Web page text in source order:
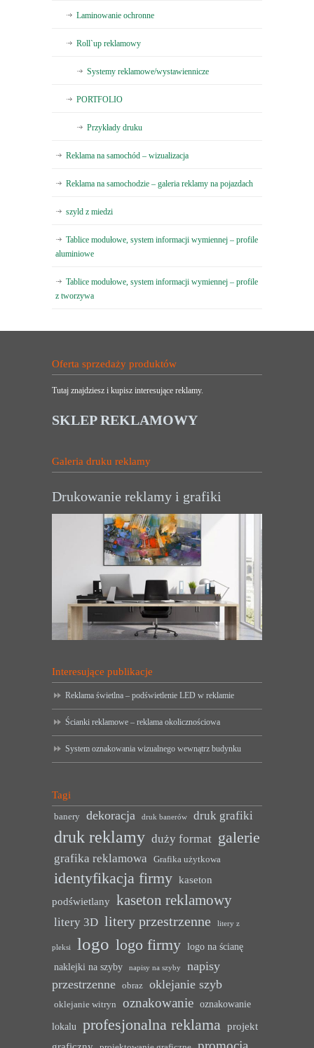
Laminowanie ochronne
Roll`up reklamowy
Systemy reklamowe/wystawiennicze
PORTFOLIO
Przykłady druku
Reklama na samochód – wizualizacja
Reklama na samochodzie – galeria reklamy na pojazdach
szyld z miedzi
Tablice modułowe, system informacji wymiennej – profile
aluminiowe
Tablice modułowe, system informacji wymiennej – profile
z tworzywa
Oferta sprzedaży produktów
Tutaj znajdziesz i kupisz interesujące reklamy.
SKLEP REKLAMOWY
Galeria druku reklamy
Drukowanie reklamy i grafiki
Interesujące publikacje
Reklama świetlna – podświetlenie LED w reklamie
Ścianki reklamowe – reklama okolicznościowa
System oznakowania wizualnego wewnątrz budynku
Tagi
banery dekoracja druk banerów druk grafiki
druk reklamy duży format galerie
grafika reklamowa Grafika użytkowa
identyfikacja firmy kaseton
podświetlany kaseton reklamowy
litery 3D litery przestrzenne litery z
pleksi logo logo firmy logo na ścianę
naklejki na szyby
napisy na szyby
napisy
przestrzenne
obraz oklejanie szyb
oklejanie witryn oznakowanie oznakowanie
lokalu profesjonalna reklama projekt